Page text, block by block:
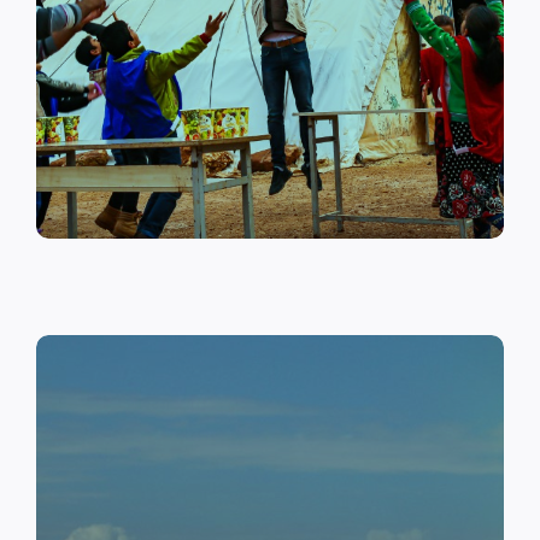
على أهمية حماية الطفل وإنشاء
مراكز لبناء القدرات والتوعية
الصحية والنفسية.
اقرأ المزيد